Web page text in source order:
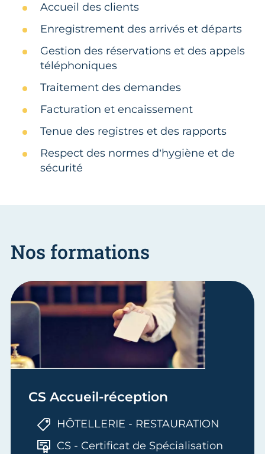
Accueil des clients
Enregistrement des arrivés et départs
Gestion des réservations et des appels
téléphoniques
Traitement des demandes
Facturation et encaissement
Tenue des registres et des rapports
Respect des normes d’hygiène et de
sécurité
Nos formations
CS Accueil-réception
HÔTELLERIE - RESTAURATION
CS - Certificat de Spécialisation